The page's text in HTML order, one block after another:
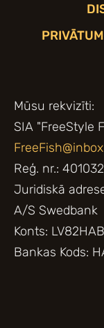
Mūsu rekvizīti:
SIA "FreeStyle
Reģ. nr.:
Juridiskā
A/S Swedbank
Konts:
Bankas Kods: